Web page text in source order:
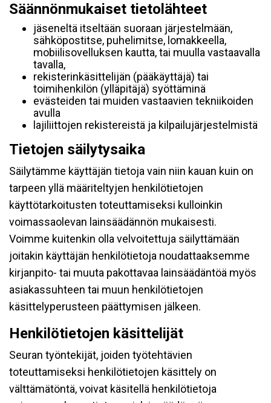
Säännönmukaiset tietolähteet
jäseneltä itseltään suoraan järjestelmään,
sähköpostitse, puhelimitse, lomakkeella,
mobiilisovelluksen kautta, tai muulla vastaavalla
tavalla,
rekisterinkäsittelijän (pääkäyttäjä) tai
toimihenkilön (ylläpitäjä) syöttäminä
evästeiden tai muiden vastaavien tekniikoiden
avulla
lajiliittojen rekistereistä ja kilpailujärjestelmistä
Tietojen säilytysaika
Säilytämme käyttäjän tietoja vain niin kauan kuin on
tarpeen yllä määriteltyjen henkilötietojen
käyttötarkoitusten toteuttamiseksi kulloinkin
voimassaolevan lainsäädännön mukaisesti.
Voimme kuitenkin olla velvoitettuja säilyttämään
joitakin käyttäjän henkilötietoja noudattaaksemme
kirjanpito- tai muuta pakottavaa lainsäädäntöä myös
asiakassuhteen tai muun henkilötietojen
käsittelyperusteen päättymisen jälkeen.
Henkilötietojen käsittelijät
Seuran työntekijät, joiden työtehtävien
toteuttamiseksi henkilötietojen käsittely on
välttämätöntä, voivat käsitellä henkilötietoja